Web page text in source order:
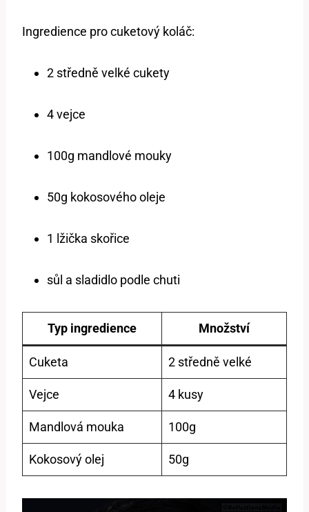
Ingredience pro cuketový koláč:
2 středně ‌velké cukety
4 vejce
100g mandlové mouky
50g kokosového oleje
1 lžička skořice
sůl a sladidlo podle chuti
Typ ingredience Množství
Cuketa 2‌ středně velké
Vejce 4 kusy
Mandlová mouka 100g
Kokosový olej 50g